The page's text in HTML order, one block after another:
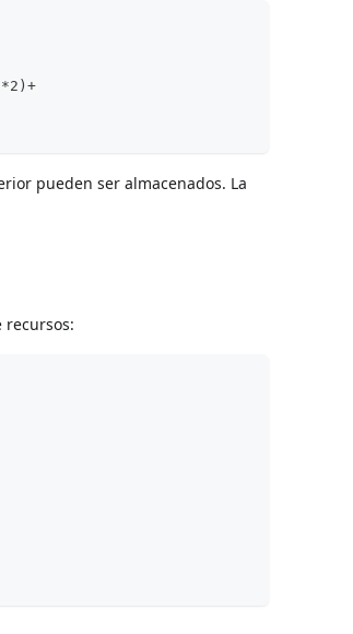
pueden ser almacenados. La
recursos: